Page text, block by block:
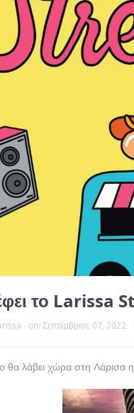
το Larissa
on: Σεπτέμβριος 07, 2022
θα λάβει χώρα στη Λάρισα